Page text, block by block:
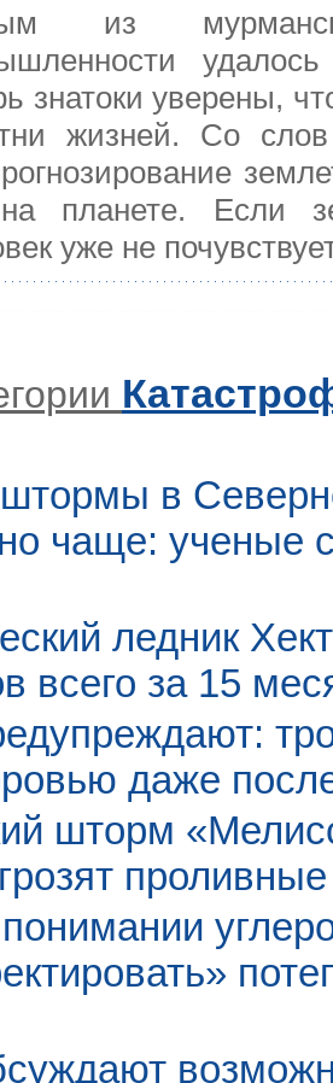
из
удалось
знатоки уверены,
жизней. Со слов
планете. Если
уже не
в
чаще: ученые
ледник
всего за 15
даже
шторм